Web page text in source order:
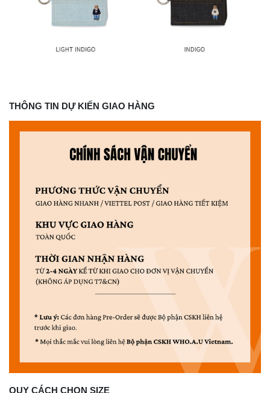
THÔNG TIN DỰ KIẾN GIAO HÀNG
QUY CÁCH CHỌN SIZE